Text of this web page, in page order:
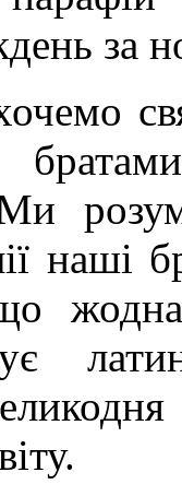
за
наші